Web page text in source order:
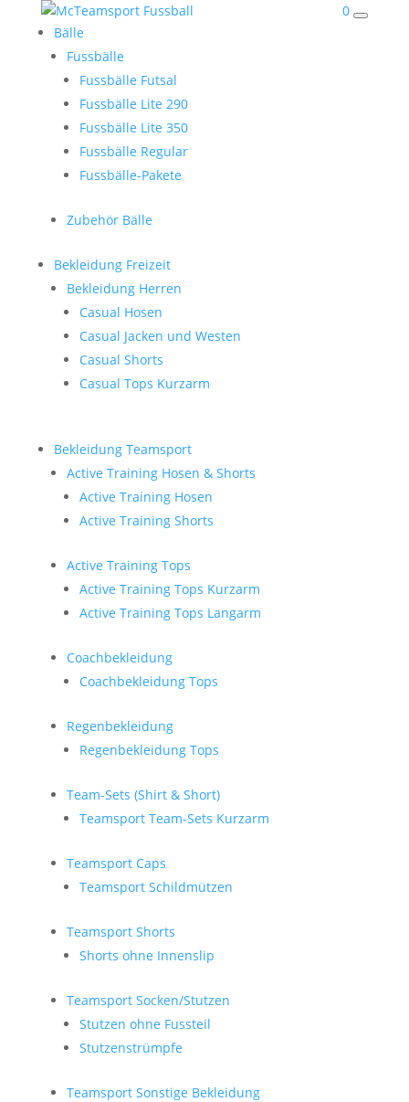
0
Bälle
Fussbälle
Fussbälle Futsal
Fussbälle Lite 290
Fussbälle Lite 350
Fussbälle Regular
Fussbälle-Pakete
Zubehör Bälle
Bekleidung Freizeit
Bekleidung Herren
Casual Hosen
Casual Jacken und Westen
Casual Shorts
Casual Tops Kurzarm
Bekleidung Teamsport
Active Training Hosen & Shorts
Active Training Hosen
Active Training Shorts
Active Training Tops
Active Training Tops Kurzarm
Active Training Tops Langarm
Coachbekleidung
Coachbekleidung Tops
Regenbekleidung
Regenbekleidung Tops
Team-Sets (Shirt & Short)
Teamsport Team-Sets Kurzarm
Teamsport Caps
Teamsport Schildmützen
Teamsport Shorts
Shorts ohne Innenslip
Teamsport Socken/Stutzen
Stutzen ohne Fussteil
Stutzenstrümpfe
Teamsport Sonstige Bekleidung